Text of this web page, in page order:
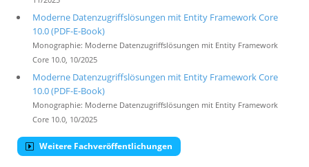
Moderne Datenzugriffslösungen mit Entity Framework Core
10.0 (PDF-E-Book)
Monographie: Moderne Datenzugriffslösungen mit Entity Framework
Core 10.0, 10/2025
Moderne Datenzugriffslösungen mit Entity Framework Core
10.0 (PDF-E-Book)
Monographie: Moderne Datenzugriffslösungen mit Entity Framework
Core 10.0, 10/2025
Weitere Fachveröffentlichungen